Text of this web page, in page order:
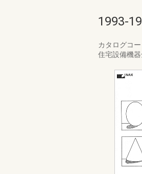
1993-
カタログコ
住宅設備機